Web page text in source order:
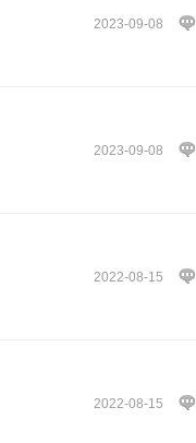
2023-09-08
2023-09-08
2022-08-15
2022-08-15